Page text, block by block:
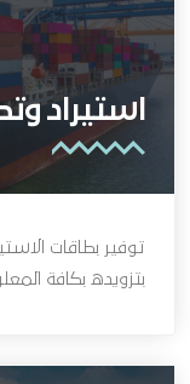
استيراد
توفير بطاقات
بتزويده بكافة